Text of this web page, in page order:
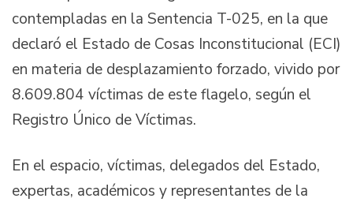
contempladas en la Sentencia T-025, en la que
declaró el Estado de Cosas Inconstitucional (ECI)
en materia de desplazamiento forzado, vivido por
8.609.804 víctimas de este flagelo, según el
Registro Único de Víctimas.
En el espacio, víctimas, delegados del Estado,
expertas, académicos y representantes de la